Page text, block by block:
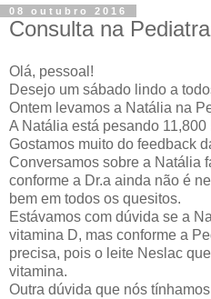
08 outubro 2016
Consulta na Pediatra
Olá, pessoal!
Desejo um sábado lindo a
Ontem levamos a Natália na
A Natália está pesando
Gostamos muito do feedback
Conversamos sobre a Natália
conforme a Dr.a ainda não é
bem em todos os quesitos.
Estávamos com dúvida se a
vitamina D, mas conforme a
precisa, pois o leite Neslac
vitamina.
Outra dúvida que nós